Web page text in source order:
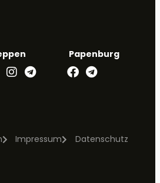
Papenburg
Impressum
Datenschutz